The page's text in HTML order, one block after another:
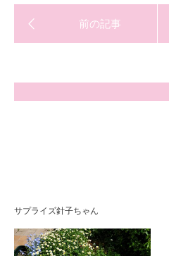
サプライズ針子ちゃん